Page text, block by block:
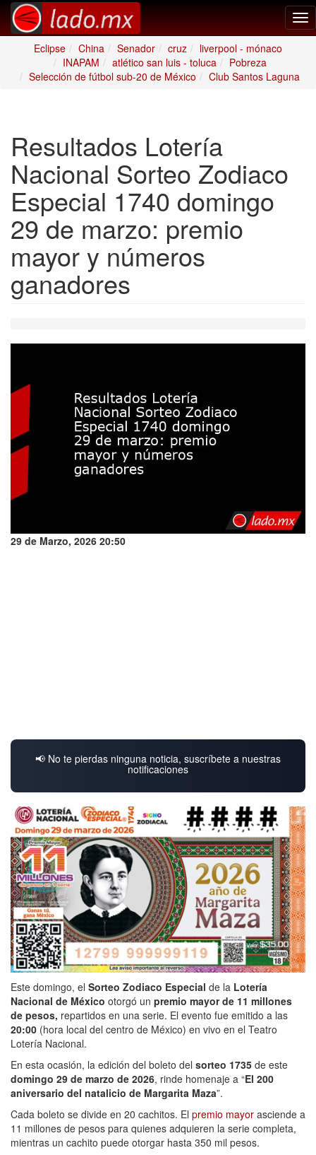
Eclipse
China Senador cruz
liverpool - mónaco
INAPAM
atlético san luis - toluca
Pobreza
Selección de fútbol sub-20 de México
Club Santos Laguna
Resultados Lotería
Nacional Sorteo Zodiaco
Especial 1740 domingo
29 de marzo: premio
mayor y números
ganadores
29 de Marzo, 2026 20:50
📢 No te pierdas ninguna noticia, suscríbete a nuestras
notificaciones
Este domingo, el Sorteo Zodiaco Especial de la Lotería
Nacional de México otorgó un premio mayor de 11 millones
de pesos, repartidos en una serie. El evento fue emitido a las
20:00 (hora local del centro de México) en vivo en el Teatro
Lotería Nacional.
En esta ocasión, la edición del boleto del sorteo 1735 de este
domingo 29 de marzo de 2026, rinde homenaje a “El 200
aniversario del natalicio de Margarita Maza”.
Cada boleto se divide en 20 cachitos. El premio mayor asciende a
11 millones de pesos para quienes adquieren la serie completa,
mientras un cachito puede otorgar hasta 350 mil pesos.